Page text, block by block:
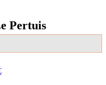
Pertuis